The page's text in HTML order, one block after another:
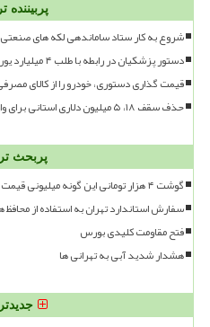
پربیننده
شروع به کار ستاد ساماندهی لکه های صنعتی
دستور پزشکیان در رابطه با طلب ۴ میلیارد یورویی تامین کنندگان کالاهای اساسی
قیمت گذاری دستوری، خودرو را از کالای
حذف سقف ۱۸، ۵ میلیون دلاری استانی برای واردات کالاهای اساسی از مرزها
پربحث
گوشت ۴ هزار تومانی این گونه میلیونی قیمت خورد
سفارش استاندارد تهران به استفاده از محافظ
فتح مقاومت کلیدی بورس
هشدار شدید آبی به تهرانی ها